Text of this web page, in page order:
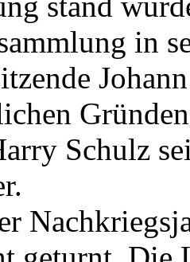
in
Schulz